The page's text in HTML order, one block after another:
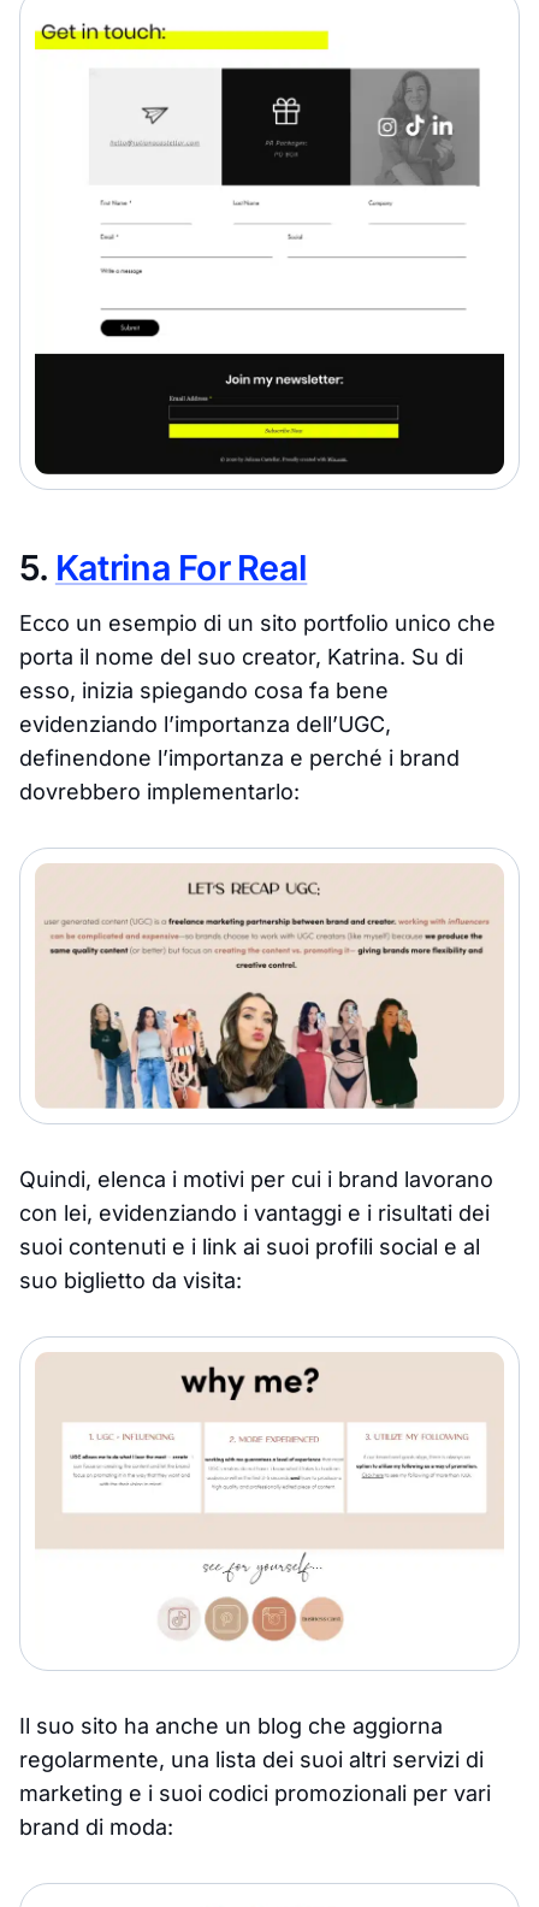
5. Katrina For Real
Ecco un esempio di un sito portfolio unico che
porta il nome del suo creator, Katrina. Su di
esso, inizia spiegando cosa fa bene
evidenziando l’importanza dell’UGC,
definendone l’importanza e perché i brand
dovrebbero implementarlo:
Quindi, elenca i motivi per cui i brand lavorano
con lei, evidenziando i vantaggi e i risultati dei
suoi contenuti e i link ai suoi profili social e al
suo biglietto da visita:
Il suo sito ha anche un blog che aggiorna
regolarmente, una lista dei suoi altri servizi di
marketing e i suoi codici promozionali per vari
brand di moda: